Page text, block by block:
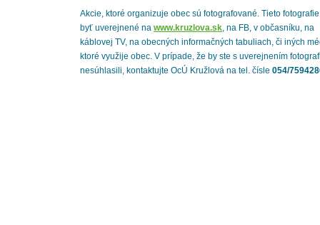
Akcie, ktoré organizuje obec sú fotografované. Tieto
byť uverejnené na www.kruzlova.sk, na FB, v občasníku, na
káblovej TV, na obecných informačných tabuliach, či iných
ktoré využije obec. V prípade, že by ste s uverejnením
nesúhlasili, kontaktujte OcÚ Kružlová na tel. čísle 054/